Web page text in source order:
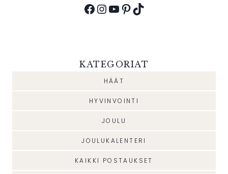
Facebook
Instagram
YouTube
Pinterest
TikTok
KATEGORIAT
HÄÄT
HYVINVOINTI
JOULU
JOULUKALENTERI
KAIKKI POSTAUKSET